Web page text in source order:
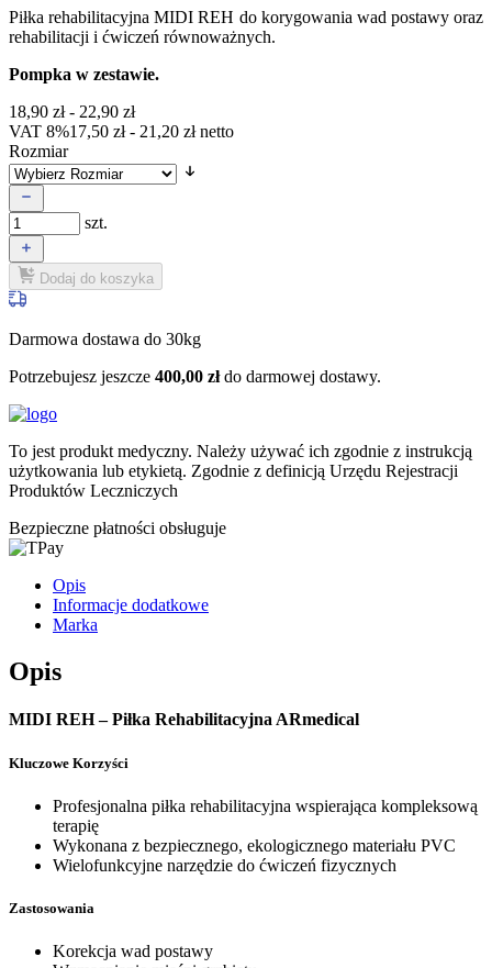
Piłka rehabilitacyjna MIDI REH do korygowania wad postawy oraz
rehabilitacji i ćwiczeń równoważnych.
Pompka w zestawie.
18,90 zł- 22,90 zł
VAT 8%17,50 zł- 21,20 złnetto
Rozmiar
szt.
Dodaj do koszyka
Darmowa dostawa do 30kg
Potrzebujesz jeszcze 400,00 złdo darmowej dostawy.
To jest produkt medyczny. Należy używać ich zgodnie z instrukcją
użytkowania lub etykietą. Zgodnie z definicją Urzędu Rejestracji
Produktów Leczniczych
Bezpieczne płatności obsługuje
Opis
Informacje dodatkowe
Marka
Opis
MIDI REH – Piłka Rehabilitacyjna ARmedical
Kluczowe Korzyści
Profesjonalna piłka rehabilitacyjna wspierająca kompleksową
terapię
Wykonana z bezpiecznego, ekologicznego materiału PVC
Wielofunkcyjne narzędzie do ćwiczeń fizycznych
Zastosowania
Korekcja wad postawy